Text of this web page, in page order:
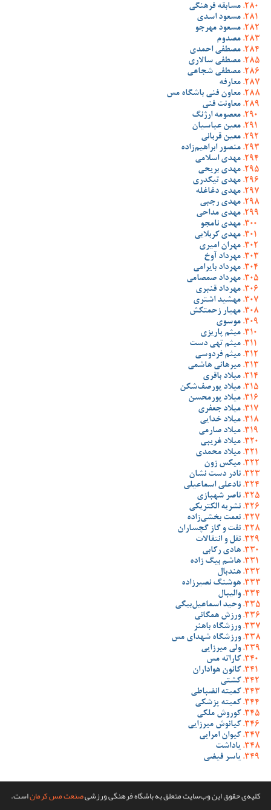
مسابقه فرهنگی
مسعود اسدی
مسعود مهرجو
مصدوم
مصطفی احمدی
مصطفی سالاری
مصطفی شجاعی
معارفه
معاون فنی باشگاه مس
معاونت فنی
معصومه ارژنگ
معین عباسیان
معین قربانی
منصور ابراهیم‌زاده
مهدی اسلامی
مهدی بریحی
مهدی تیکدری
مهدی دغاغله
مهدی رجبی
مهدی مداحی
مهدی نامجو
مهدی کربلایی
مهران امیری
مهرداد آوخ
مهرداد بایرامی
مهرداد صمصامی
مهرداد قنبری
مهشید اشتری
مهیار زحمتکش
موسوی
میثم پاریزی
میثم تهی دست
میثم فردوسی
میرهانی هاشمی
میلاد باقری
میلاد پورصف‌شکن
میلاد پورمحسن
میلاد جعفری
میلاد خدایی
میلاد صارمی
میلاد غریبی
میلاد محمدی
میکس زون
نادر دست نشان
نادعلی اسماعیلی
ناصر شهبازی
نشریه الکتریکی
نعمت بخشی‌زاده
نفت و گاز گچساران
نقل و انتقالات
هادی رکابی
هاشم بیگ زاده
هندبال
هوشنگ نصیرزاده
والیبال
وحید اسماعیل‌بیگی
ورزش همگانی
ورزشگاه باهنر
ورزشگاه شهدای مس
ولی میرزایی
کاراته مس
کانون هواداران
کشتی
کمیته انضباطی
کمیته پزشکی
کوروش ملکی
کیانوش میرزایی
کیوان امرایی
یاداشت
یاسر فیضی
کلیه‌ی حقوق این وب‌سایت متعلق به باشگاه فرهنگی ورزشیصنعت مس کرماناست.